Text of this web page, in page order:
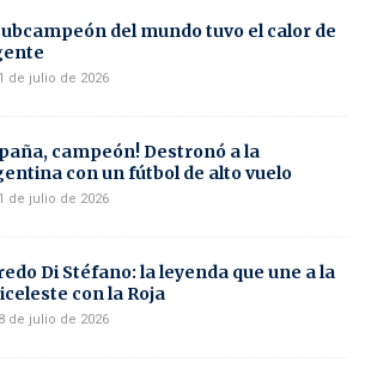
del mundo tuvo el calor de
de julio de 2026
campeón! Destronó a la
con un fútbol de alto vuelo
de julio de 2026
Di Stéfano: la leyenda que une a la
con la Roja
de julio de 2026